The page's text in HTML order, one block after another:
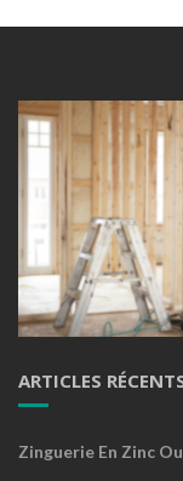
ARTICLES
Zinguerie En Zinc